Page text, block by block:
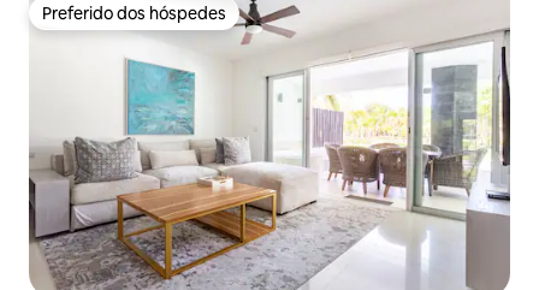
Preferido dos hóspedes
Preferido dos hóspedes